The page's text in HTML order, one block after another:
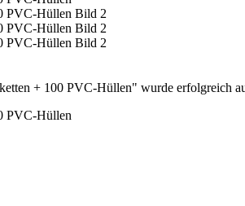
+ 100 PVC-Hüllen" wurde erfolgreich